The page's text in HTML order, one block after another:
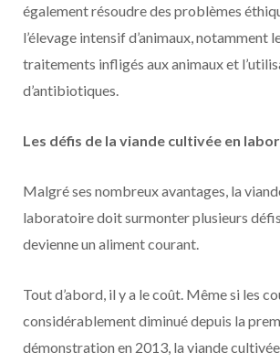
également résoudre des problèmes
l’élevage intensif d’animaux, notamment
traitements infligés aux animaux et
d’antibiotiques.
Les défis de la viande cultivée en
Malgré ses nombreux avantages, la
laboratoire doit surmonter plusieurs défis
devienne un aliment courant.
Tout d’abord, il y a le coût. Même si les
considérablement diminué depuis la
démonstration en 2013, la viande